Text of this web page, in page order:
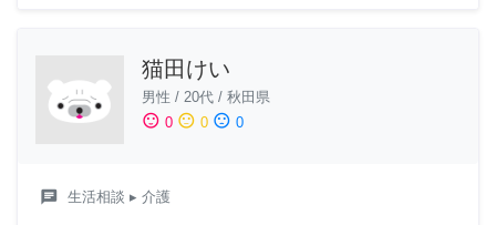
猫田けい
男性 / 20代 / 秋田県
sentiment_satisfied 0 sentiment_neutral 0 sentiment_dissatisfied 0
chat 生活相談 ▸ 介護